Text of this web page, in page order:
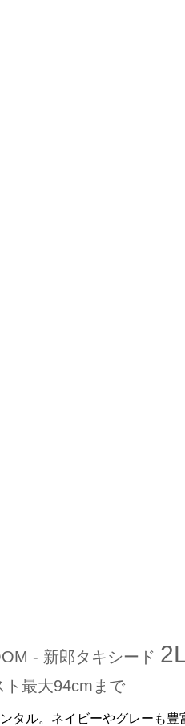
- 新郎タキシード
ト最大94cmまで
タル。ネイビーやグレーも豊